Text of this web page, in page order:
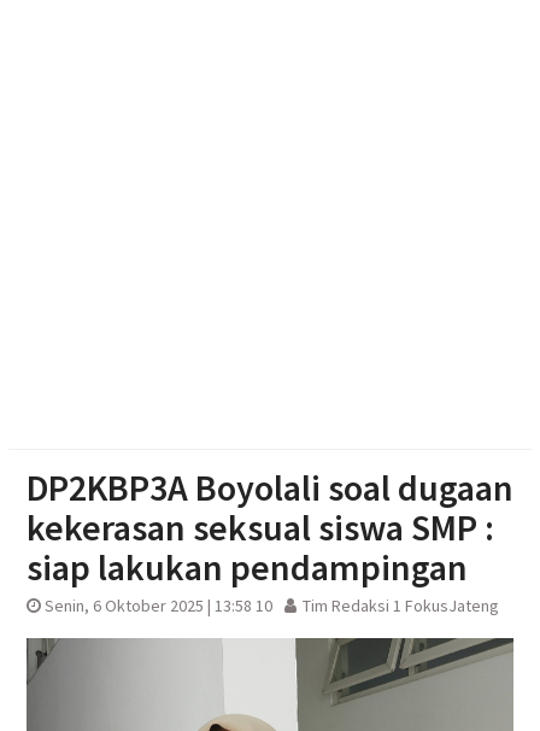
DP2KBP3A Boyolali soal dugaan
kekerasan seksual siswa SMP :
siap lakukan pendampingan
Senin, 6 Oktober 2025 | 13:58 10 Tim Redaksi 1 FokusJateng